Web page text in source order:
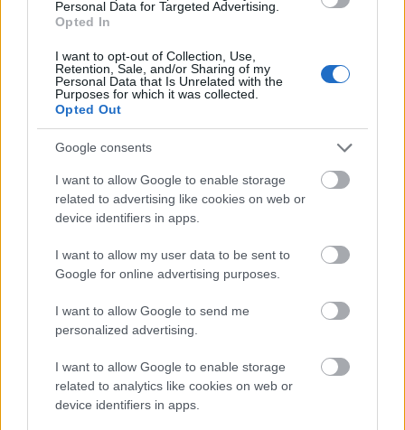
Personal Data for Targeted Advertising.
Opted In
I want to opt-out of Collection, Use,
Retention, Sale, and/or Sharing of my
Personal Data that Is Unrelated with the
Purposes for which it was collected.
Opted Out
Google consents
I want to allow Google to enable storage
related to advertising like cookies on web or
device identifiers in apps.
I want to allow my user data to be sent to
Google for online advertising purposes.
I want to allow Google to send me
personalized advertising.
I want to allow Google to enable storage
related to analytics like cookies on web or
device identifiers in apps.
@Songoman: mármint a levegőevést vagy a
Lacusru
15 éve
Már hűl egy dobozos verzió a hűtőben... kíváncsi
leszek rá! Az alkoholos változata nem volt rossz és túl
sok káros anyag sem volt benne.
Tényleg, ezt még nem is néztem meg, miből készült!
Ha jó a cucc, akkor nyert ügyük van vele nálam...
mivel az alkoholt nem csípem, viszont a sört nyári
nagy melegben igen. A citromos sör meg nem rossz
világevő
15 éve